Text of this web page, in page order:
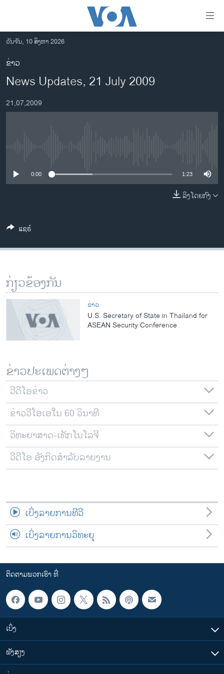
ເຂົ້າ
ຫາ
ຂ້າມ
ຂ້າມ
ໄປ
ອາເມຣິກາ
ການເລືອກຕັ້ງ ປະທານາທີບໍດີ ສະຫະລັດ 2024
ອິດສະຫຼະພາບດ້ານການຂ່າວ
ວິທະຍາສາດ-ເທັກໂນໂລຈີ
ທຸລະກິດ
ວີດີໂອ
ລາຍການກະຈາຍສຽງ
ລາຍງານ
ຕິດຕາມພວກເຮົາ ທີ່
ພາສາຕ່າງໆ
ວັນຈັນ, 10 ສິງຫາ 2026
ຂ່າວ
News Updates, 21 July 2009
21,07,2009
0:00 1:23
ລິງໂດຍກົງ
ແຊຣ໌
ກ່ຽວຂ້ອງກັນ
ຂ່າວ
U.S. Secretary of State in Thailand for
ASEAN Security Conference
ຂ່າວປະເພດຕ່າງໆ
ວີດີໂອຂ່າວ
ຂ່າວວີໂອເອໃນ 60 ວິນາທີ
ວິທະຍາສາດ-ເທັກໂນໂລຈີ
ວີດີໂອ ອັງກິດສຳລັບລາຍງານ
ເບິ່ງລາຍການທີວີ
ເບິ່ງລາຍການວິທະຍຸ
ຕິດຕາມພວກເຮົາ ທີ່
ເບິ່ງ
ຟັງສຽງ